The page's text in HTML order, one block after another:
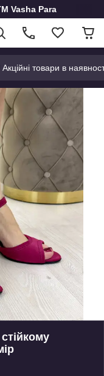
Vasha Para
товари в